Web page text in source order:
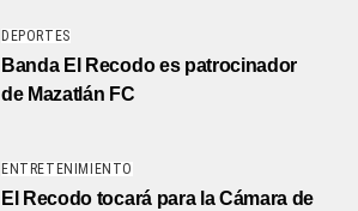
DEPORTES
Banda El Recodo es patrocinador
de Mazatlán FC
ENTRETENIMIENTO
El Recodo tocará para la Cámara de